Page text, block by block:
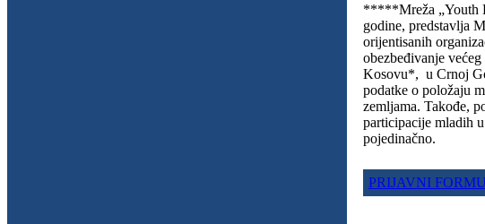
*****Mreža „Youth
godine, predstavlja
orijentisanih
obezbeđivanje
Kosovu*, u Crnoj
podatke o položaju
zemljama. Takođe,
participacije mladih
pojedinačno.
PRIJAVNI